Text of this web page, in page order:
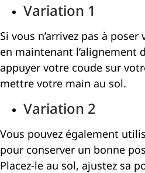
Variation 1
Si vous n’arrivez pas à
en maintenant l’alignement
appuyer votre coude sur
mettre votre main au sol.
Variation 2
Vous pouvez également
pour conserver un bonne
Placez-le au sol, ajustez sa